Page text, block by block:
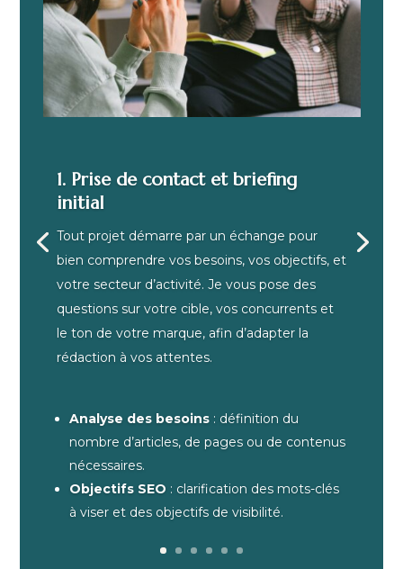
1. Prise de contact et briefing
initial
Tout projet démarre par un échange pour
bien comprendre vos besoins, vos objectifs, et
votre secteur d’activité. Je vous pose des
questions sur votre cible, vos concurrents et
le ton de votre marque, afin d’adapter la
rédaction à vos attentes.
Analyse des besoins: définition du
nombre d’articles, de pages ou de contenus
nécessaires.
Objectifs SEO : clarification des mots-clés
à viser et des objectifs de visibilité.